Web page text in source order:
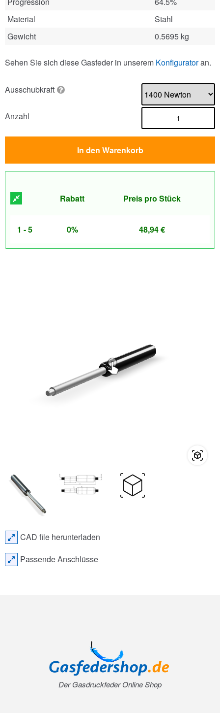
Material
Stahl
Gewicht
0.5695 kg
Sehen Sie sich diese Gasfeder in unserem Konfiguratoran.
Ausschubkraft
Anzahl
In den Warenkorb
Rabatt Preis pro Stück
1 - 5 0% 48,94€
CAD file herunterladen
Passende Anschlüsse
Der Gasdruckfeder Online Shop